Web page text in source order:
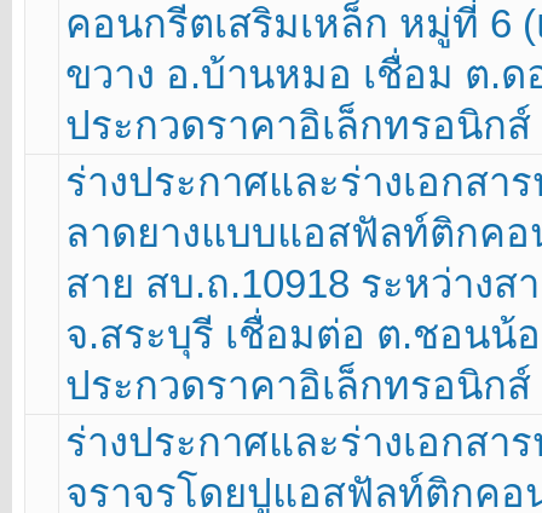
คอนกรีตเสริมเหล็ก หมู่ที่ 6
ขวาง อ.บ้านหมอ เชื่อม ต.
ประกวดราคาอิเล็กทรอนิก
ร่างประกาศและร่างเอกสา
ลาดยางแบบแอสฟัลท์ติกคอ
สาย สบ.ถ.10918 ระหว่าง
จ.สระบุรี เชื่อมต่อ ต.ชอน
ประกวดราคาอิเล็กทรอนิก
ร่างประกาศและร่างเอกสา
จราจรโดยปูแอสฟัลท์ติกคอ